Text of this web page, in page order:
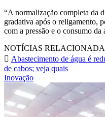
“A normalização completa da
gradativa após o religamento,
com a pressão e o consumo
NOTÍCIAS
Abastecimento de água é
de cabos; veja quais
Inovação